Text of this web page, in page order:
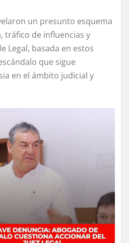
un presunto esquema
tráfico de influencias y
Legal, basada en estos
que sigue
en el ámbito judicial y